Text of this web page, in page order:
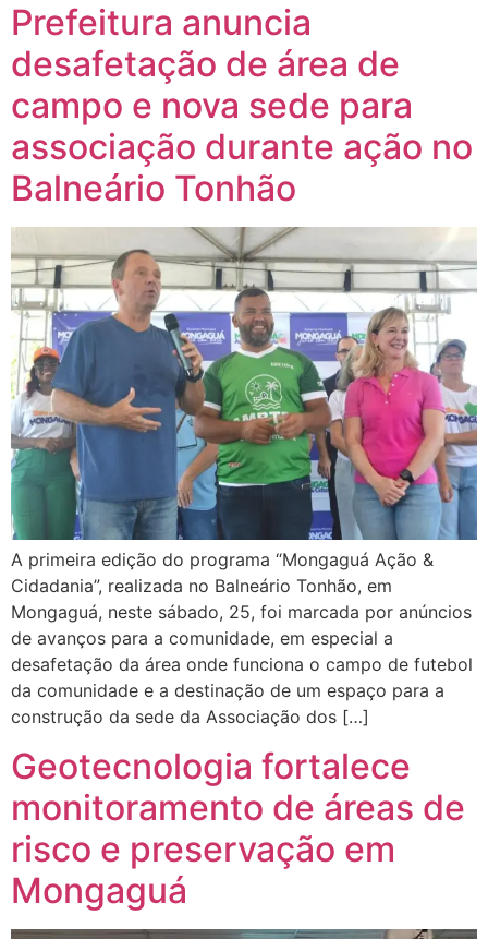
Prefeitura anuncia
desafetação de área de
campo e nova sede para
associação durante ação no
Balneário Tonhão
A primeira edição do programa “Mongaguá Ação &
Cidadania”, realizada no Balneário Tonhão, em
Mongaguá, neste sábado, 25, foi marcada por anúncios
de avanços para a comunidade, em especial a
desafetação da área onde funciona o campo de futebol
da comunidade e a destinação de um espaço para a
construção da sede da Associação dos […]
Geotecnologia fortalece
monitoramento de áreas de
risco e preservação em
Mongaguá